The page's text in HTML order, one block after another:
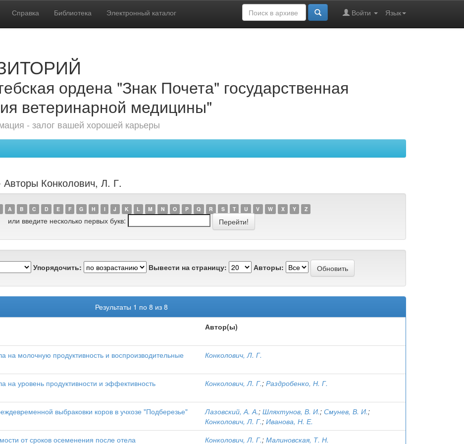
Справка Библиотека Электронный каталог Язык
Войти
ордена "Знак Почета" государственная
ветеринарной медицины"
- залог вашей хорошей карьеры
Авторы Конколович, Л. Г.
A B C D E F G H I J K L M N O P Q R S T U V W X Y Z
или введите несколько первых букв:
Упорядочить: Вывести на страницу: Авторы:
Результаты 1 по 8 из 8
Автор(ы)
на молочную продуктивность и воспроизводительные
Конколович, Л. Г.
на уровень продуктивности и эффективность
Конколович, Л. Г.; Раздробенко, Н. Г.
выбраковки коров в учхозе "Подберезье"
Лазовский, А. А.; Шляхтунов, В. И.; Смунев, В. И.;
Конколович, Л. Г.; Иванова, Н. Е.
от сроков осеменения после отела Конколович, Л. Г.; Малиновская, Т. Н.